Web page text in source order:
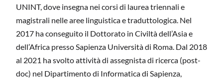
UNINT, dove insegna nei corsi di laurea triennali e
magistrali nelle aree linguistica e traduttologica. Nel
2017 ha conseguito il Dottorato in Civiltà dell’Asia e
dell’Africa presso Sapienza Università di Roma. Dal 2018
al 2021 ha svolto attività di assegnista di ricerca (post-
doc) nel Dipartimento di Informatica di Sapienza,